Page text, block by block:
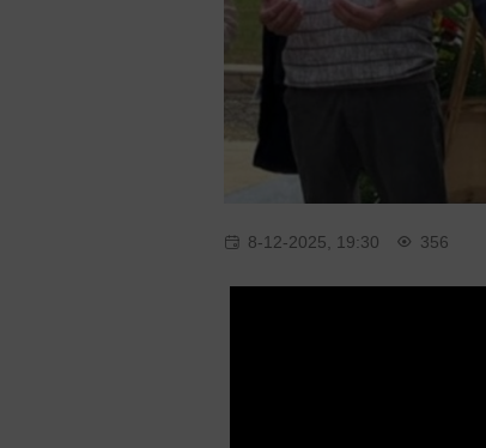
8-12-2025, 19:30 356